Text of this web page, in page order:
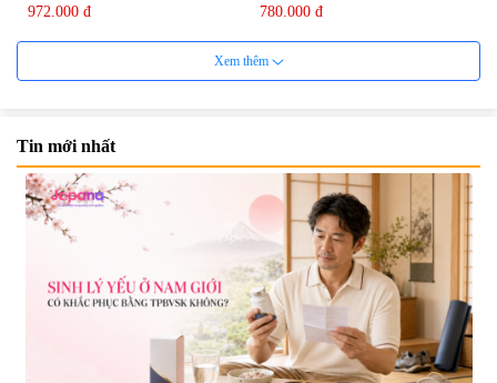
972.000 đ 780.000 đ
Viên uống bổ gan Ribeto Shoji
543.205
690.000 đ
Viên uống hỗ trợ giải độc và
phục hồi chức năng gan Biken
Liver Ex 120 viên - Date
07/2027
|0
1.390.000 đ
Xem thêm
Tin mới nhất